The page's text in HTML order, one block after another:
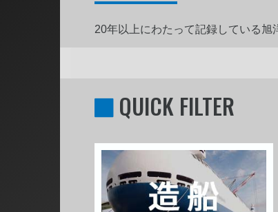
20年以上にわたって記録している旭
QUICK FILTER